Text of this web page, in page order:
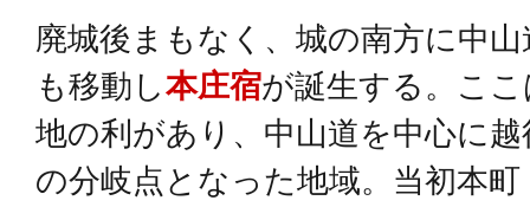
廃城後まもなく、城の南方に中
も移動し本庄宿が誕生する。こ
地の利があり、中山道を中心に
の分岐点となった地域。当初本